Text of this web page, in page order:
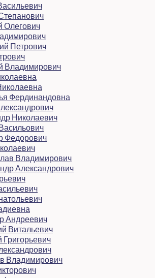
Олегович
Петрович
Владимирович
Фердинандовна
Николаевич
Федорович
Владимирович
Александрович
Андреевич
Витальевич
Владимирович